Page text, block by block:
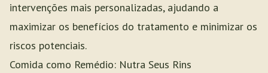
intervenções mais personalizadas, ajudando a
maximizar os benefícios do tratamento e minimizar os
riscos potenciais.
Comida como Remédio: Nutra Seus Rins